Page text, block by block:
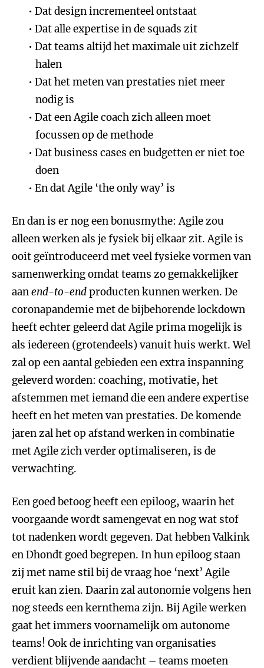
Dat design incrementeel ontstaat
Dat alle expertise in de squads zit
Dat teams altijd het maximale uit zichzelf
halen
Dat het meten van prestaties niet meer
nodig is
Dat een Agile coach zich alleen moet
focussen op de methode
Dat business cases en budgetten er niet toe
doen
En dat Agile ‘the only way’ is
En dan is er nog een bonusmythe: Agile zou
alleen werken als je fysiek bij elkaar zit. Agile is
ooit geïntroduceerd met veel fysieke vormen van
samenwerking omdat teams zo gemakkelijker
aanend-to-endproducten kunnen werken. De
coronapandemie met de bijbehorende lockdown
heeft echter geleerd dat Agile prima mogelijk is
als iedereen (grotendeels) vanuit huis werkt. Wel
zal op een aantal gebieden een extra inspanning
geleverd worden: coaching, motivatie, het
afstemmen met iemand die een andere expertise
heeft en het meten van prestaties. De komende
jaren zal het op afstand werken in combinatie
met Agile zich verder optimaliseren, is de
verwachting.
Een goed betoog heeft een epiloog, waarin het
voorgaande wordt samengevat en nog wat stof
tot nadenken wordt gegeven. Dat hebben Valkink
en Dhondt goed begrepen. In hun epiloog staan
zij met name stil bij de vraag hoe ‘next’ Agile
eruit kan zien. Daarin zal autonomie volgens hen
nog steeds een kernthema zijn. Bij Agile werken
gaat het immers voornamelijk om autonome
teams! Ook de inrichting van organisaties
verdient blijvende aandacht – teams moeten